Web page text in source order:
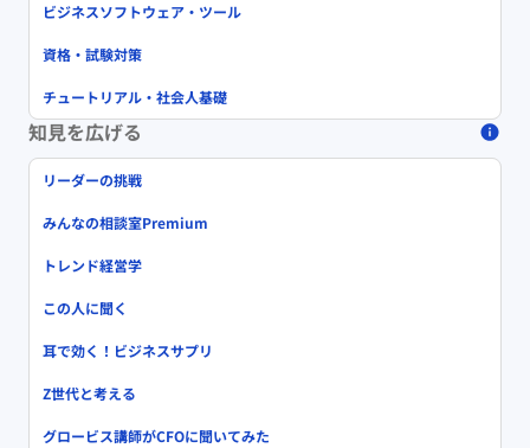
ビジネスソフトウェア・ツール
資格・試験対策
チュートリアル・社会人基礎
知見を広げる
リーダーの挑戦
みんなの相談室Premium
トレンド経営学
この人に聞く
耳で効く！ビジネスサプリ
Z世代と考える
グロービス講師がCFOに聞いてみた